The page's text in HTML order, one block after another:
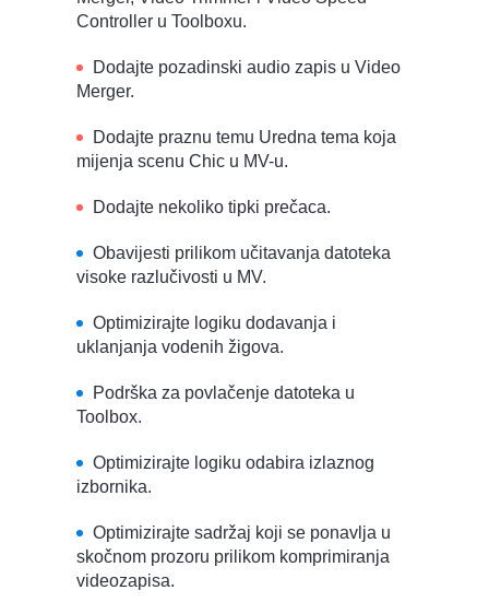
Controller u Toolboxu.
Dodajte pozadinski audio zapis u Video
Merger.
Dodajte praznu temu Uredna tema koja
mijenja scenu Chic u MV-u.
Dodajte nekoliko tipki prečaca.
Obavijesti prilikom učitavanja datoteka
visoke razlučivosti u MV.
Optimizirajte logiku dodavanja i
uklanjanja vodenih žigova.
Podrška za povlačenje datoteka u
Toolbox.
Optimizirajte logiku odabira izlaznog
izbornika.
Optimizirajte sadržaj koji se ponavlja u
skočnom prozoru prilikom komprimiranja
videozapisa.